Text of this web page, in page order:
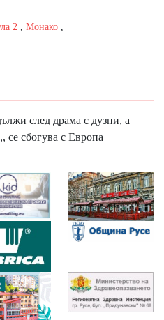
2 Монако
след драма с дузпи, а
се сбогува с Европа